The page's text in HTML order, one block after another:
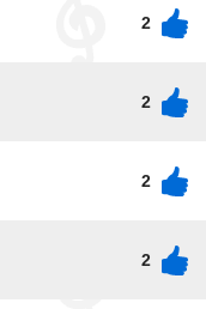
2
2
2
2